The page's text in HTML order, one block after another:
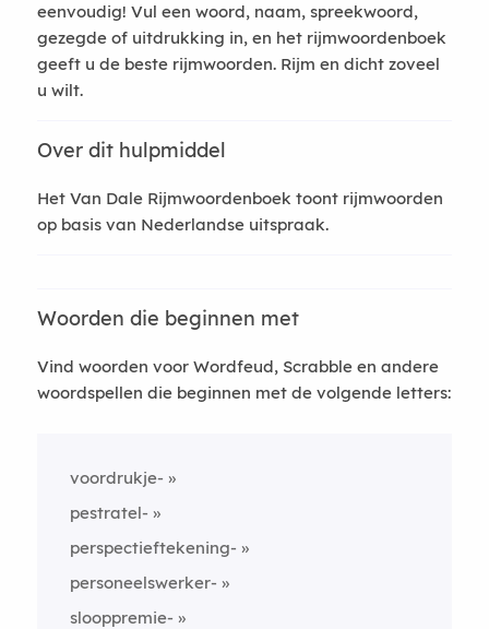
eenvoudig! Vul een woord, naam, spreekwoord,
gezegde of uitdrukking in, en het rijmwoordenboek
geeft u de beste rijmwoorden. Rijm en dicht zoveel
u wilt.
Over dit hulpmiddel
Het Van Dale Rijmwoordenboek toont rijmwoorden
op basis van Nederlandse uitspraak.
Woorden die beginnen met
Vind woorden voor Wordfeud, Scrabble en andere
woordspellen die beginnen met de volgende letters:
voordrukje-
pestratel-
perspectieftekening-
personeelswerker-
slooppremie-